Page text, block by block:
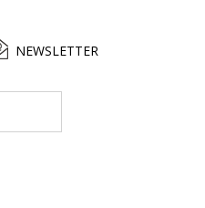
NEWSLETTER